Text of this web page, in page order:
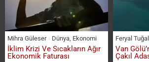
Mihra Güleser Dünya, Ekonomi
İklim Krizi Ve Sıcakların Ağır
Ekonomik Faturası
Feryal Tuğal
Van
Çakıl